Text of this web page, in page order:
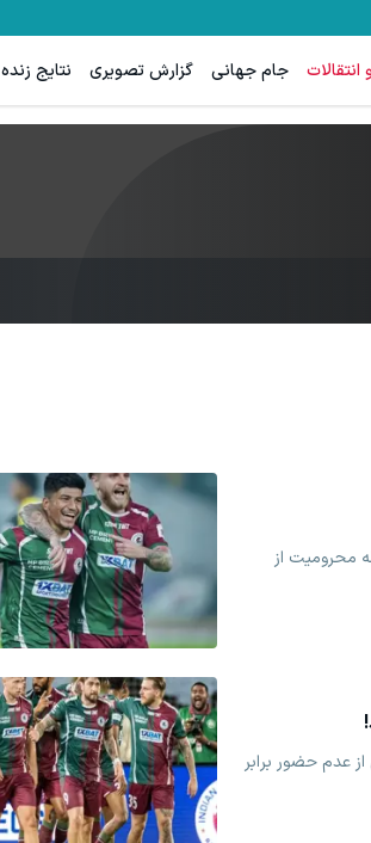
جام جهانی گزارش تصویری نتایج زنده
محرومیت از
از لیگ قهرمانان آسیا ۲ پس از عدم حضور برابر